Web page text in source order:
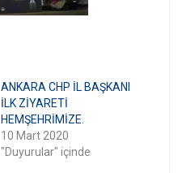
ANKARA CHP İL BAŞKANI
İLK ZİYARETİ
HEMŞEHRİMİZE.
10 Mart 2020
"Duyurular" içinde